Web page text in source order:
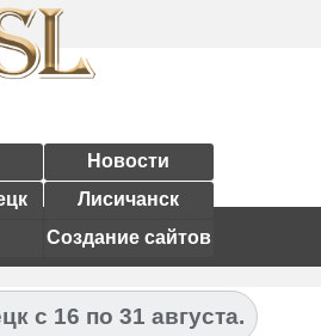
Новости
Лисичанск
Создание сайтов
с 16 по 31 августа.